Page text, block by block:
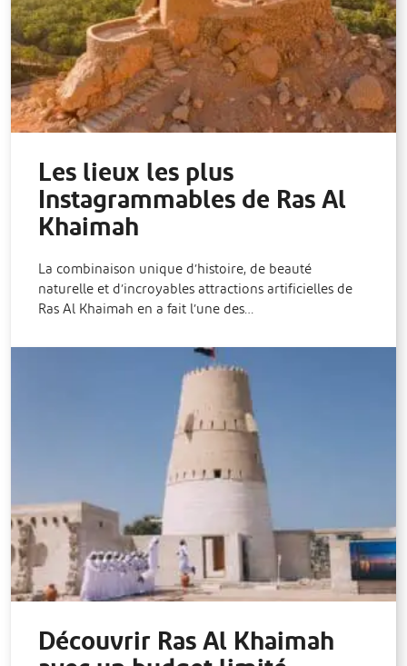
Les lieux les plus
Instagrammables de Ras Al
Khaimah
La combinaison unique d’histoire, de beauté
naturelle et d’incroyables attractions artificielles de
Ras Al Khaimah en a fait l’une des…
Découvrir Ras Al Khaimah